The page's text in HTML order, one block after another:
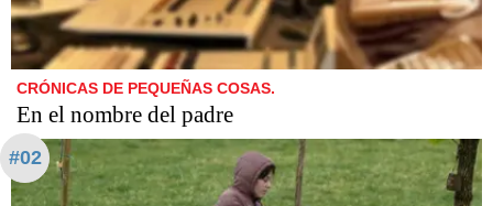
CRÓNICAS DE PEQUEÑAS COSAS.
En el nombre del padre
#02